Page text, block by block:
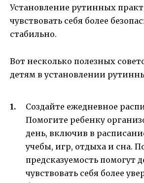
Установление рутинных
чувствовать себя более
стабильно.
Вот несколько полезных
детям в установлении
Создайте ежедневное
Помогите ребенку
день, включив в
учебы, игр, отдыха и сна.
предсказуемость помогут
чувствовать себя более